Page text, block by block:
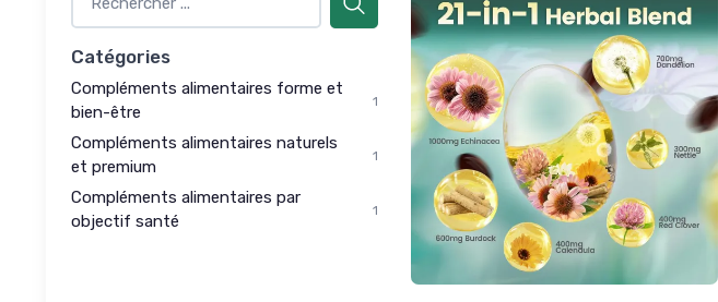
Catégories
Compléments alimentaires forme et
bien-être
1
Compléments alimentaires naturels
et premium
1
Compléments alimentaires par
objectif santé
1